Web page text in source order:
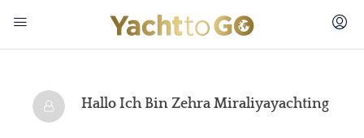
Hallo Ich Bin Zehra Miraliyayachting